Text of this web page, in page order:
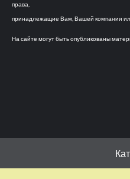
права,
принадлежащие Вам, Вашей компании
На сайте могут быть опубликованы